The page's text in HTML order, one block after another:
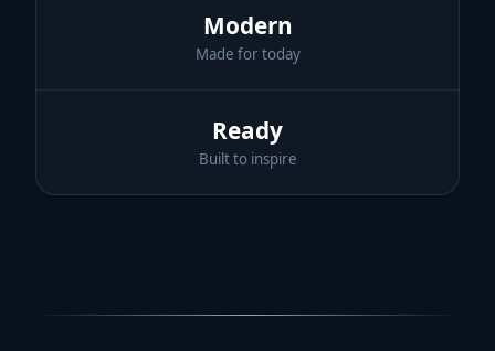
Modern
Made for today
Ready
Built to inspire